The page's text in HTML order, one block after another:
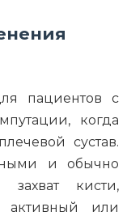
пациентов с
когда
сустав.
и обычно
кисти,
активный или